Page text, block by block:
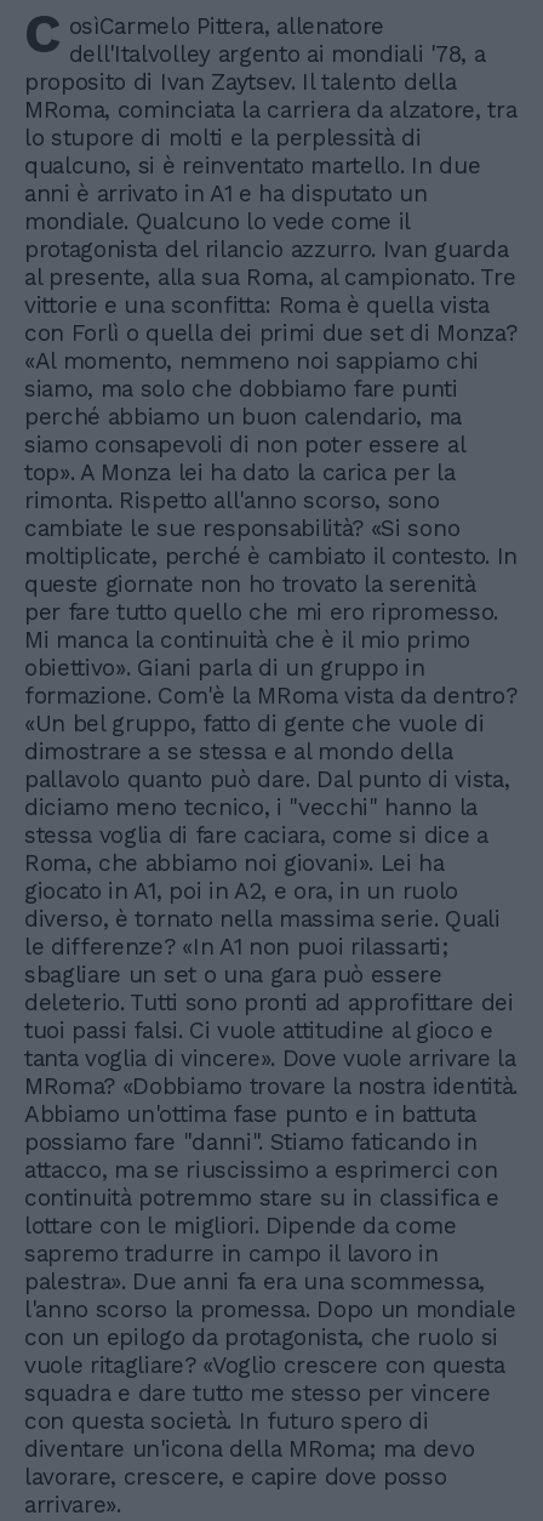
C osìCarmelo Pittera, allenatore
dell'Italvolley argento ai mondiali '78, a
proposito di Ivan Zaytsev. Il talento della
MRoma, cominciata la carriera da alzatore, tra
lo stupore di molti e la perplessità di
qualcuno, si è reinventato martello. In due
anni è arrivato in A1 e ha disputato un
mondiale. Qualcuno lo vede come il
protagonista del rilancio azzurro. Ivan guarda
al presente, alla sua Roma, al campionato. Tre
vittorie e una sconfitta: Roma è quella vista
con Forlì o quella dei primi due set di Monza?
«Al momento, nemmeno noi sappiamo chi
siamo, ma solo che dobbiamo fare punti
perché abbiamo un buon calendario, ma
siamo consapevoli di non poter essere al
top». A Monza lei ha dato la carica per la
rimonta. Rispetto all'anno scorso, sono
cambiate le sue responsabilità? «Si sono
moltiplicate, perché è cambiato il contesto. In
queste giornate non ho trovato la serenità
per fare tutto quello che mi ero ripromesso.
Mi manca la continuità che è il mio primo
obiettivo». Giani parla di un gruppo in
formazione. Com'è la MRoma vista da dentro?
«Un bel gruppo, fatto di gente che vuole di
dimostrare a se stessa e al mondo della
pallavolo quanto può dare. Dal punto di vista,
diciamo meno tecnico, i "vecchi" hanno la
stessa voglia di fare caciara, come si dice a
Roma, che abbiamo noi giovani». Lei ha
giocato in A1, poi in A2, e ora, in un ruolo
diverso, è tornato nella massima serie. Quali
le differenze? «In A1 non puoi rilassarti;
sbagliare un set o una gara può essere
deleterio. Tutti sono pronti ad approfittare dei
tuoi passi falsi. Ci vuole attitudine al gioco e
tanta voglia di vincere». Dove vuole arrivare la
MRoma? «Dobbiamo trovare la nostra identità.
Abbiamo un'ottima fase punto e in battuta
possiamo fare "danni". Stiamo faticando in
attacco, ma se riuscissimo a esprimerci con
continuità potremmo stare su in classifica e
lottare con le migliori. Dipende da come
sapremo tradurre in campo il lavoro in
palestra». Due anni fa era una scommessa,
l'anno scorso la promessa. Dopo un mondiale
con un epilogo da protagonista, che ruolo si
vuole ritagliare? «Voglio crescere con questa
squadra e dare tutto me stesso per vincere
con questa società. In futuro spero di
diventare un'icona della MRoma; ma devo
lavorare, crescere, e capire dove posso
arrivare».